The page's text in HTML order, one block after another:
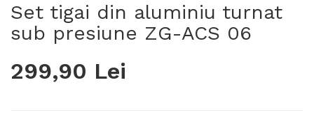
Set tigai din aluminiu turnat
sub presiune ZG-ACS 06
299,90 Lei